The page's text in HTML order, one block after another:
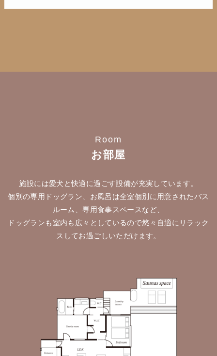
Room
お部屋
施設には愛犬と快適に過ごす設備が充実しています。
個別の専用ドッグラン、お風呂は全室個別に用意されたバス
ルーム、専用食事スペースなど、
ドッグランも室内も広々としているので悠々自適にリラック
スしてお過ごしいただけます。